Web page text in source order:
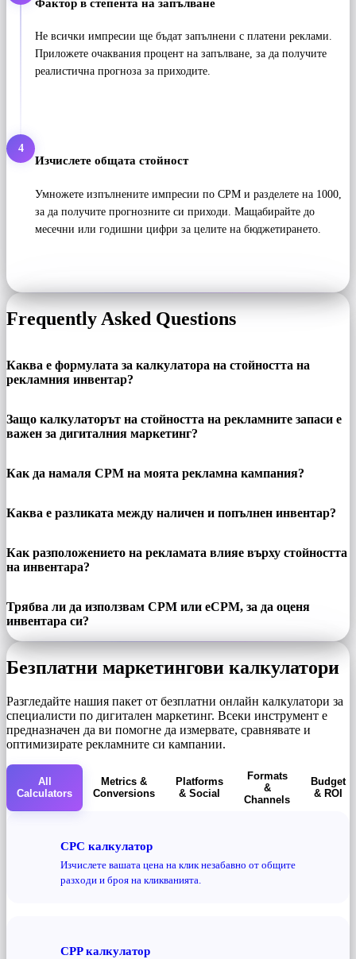
Не всички импресии ще бъдат запълнени с платени реклами.
Приложете очаквания процент на запълване, за да получите
реалистична прогноза за приходите.
4
Изчислете общата стойност
Умножете изпълнените импресии по CPM и разделете на 1000,
за да получите прогнозните си приходи. Мащабирайте до
месечни или годишни цифри за целите на бюджетирането.
Frequently Asked Questions
Каква е формулата за калкулатора на стойността на
рекламния инвентар?
Защо калкулаторът на стойността на рекламните запаси е
важен за дигиталния маркетинг?
Как да намаля CPM на моята рекламна кампания?
Каква е разликата между наличен и попълнен инвентар?
Как разположението на рекламата влияе върху стойността
на инвентара?
Трябва ли да използвам CPM или eCPM, за да оценя
инвентара си?
Безплатни маркетингови калкулатори
Разгледайте нашия пакет от безплатни онлайн калкулатори за
специалисти по дигитален маркетинг. Всеки инструмент е
предназначен да ви помогне да измервате, сравнявате и
оптимизирате рекламните си кампании.
All
Calculators
Metrics &
Conversions
Platforms
& Social
Formats
&
Channels
Budget
& ROI
CPC калкулатор
Изчислете вашата цена на клик незабавно от общите
разходи и броя на кликванията.
CPP калкулатор